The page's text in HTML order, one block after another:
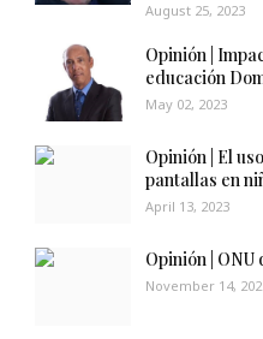
August 25, 2023
Opinión |
educación
May 02, 2023
Opinión | El
pantallas en
April 13, 2023
Opinión |
November 14,